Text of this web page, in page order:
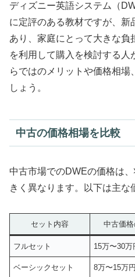
ディズニー英語システム（
に定評のある教材ですが、新
あり、家庭にとって大きな
を利用して購入を検討する
らではのメリットや価格相場
しょう。
中古の価格相場を比較
中古市場でのDWEの価格は
きく異なります。以下は主な
セット内容 中古価
フルセット 15万〜30万
ベーシックセット 8万〜15万円